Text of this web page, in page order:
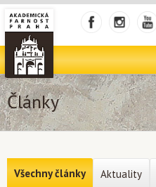
Články
Všechny články Aktuality